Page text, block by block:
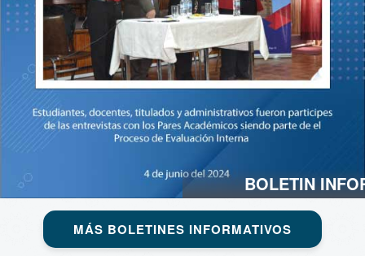
BOLETIN
MÁS BOLETINES INFORMATIVOS